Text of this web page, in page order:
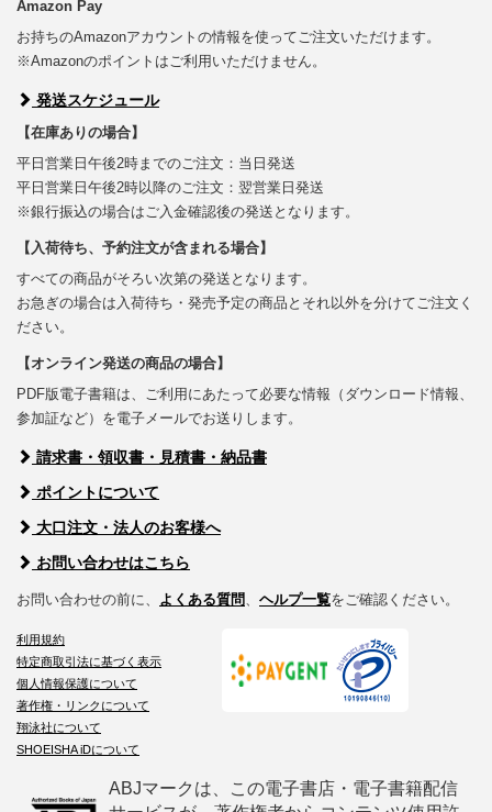
Amazon Pay
お持ちのAmazonアカウントの情報を使ってご注文いただけます。
※Amazonのポイントはご利用いただけません。
発送スケジュール
【在庫ありの場合】
平日営業日午後2時までのご注文：当日発送
平日営業日午後2時以降のご注文：翌営業日発送
※銀行振込の場合はご入金確認後の発送となります。
【入荷待ち、予約注文が含まれる場合】
すべての商品がそろい次第の発送となります。
お急ぎの場合は入荷待ち・発売予定の商品とそれ以外を分けてご注文く
ださい。
【オンライン発送の商品の場合】
PDF版電子書籍は、ご利用にあたって必要な情報（ダウンロード情報、
参加証など）を電子メールでお送りします。
請求書・領収書・見積書・納品書
ポイントについて
大口注文・法人のお客様へ
お問い合わせはこちら
お問い合わせの前に、 よくある質問、 ヘルプ一覧をご確認ください。
利用規約
特定商取引法に基づく表示
個人情報保護について
著作権・リンクについて
翔泳社について
SHOEISHA iDについて
ABJマークは、この電子書店・電子書籍配信